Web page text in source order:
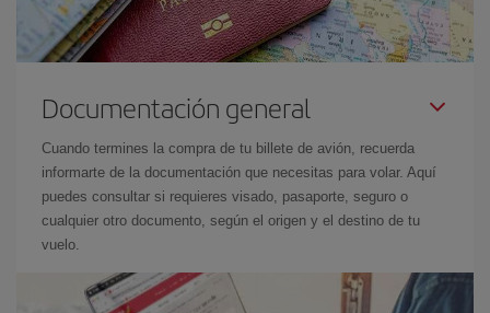
Documentación general
Cuando termines la compra de tu billete de avión, recuerda
informarte de la documentación que necesitas para volar. Aquí
puedes consultar si requieres visado, pasaporte, seguro o
cualquier otro documento, según el origen y el destino de tu
vuelo.